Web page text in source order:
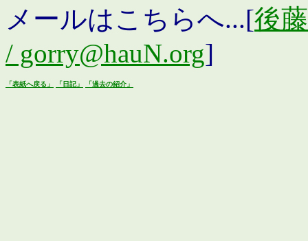
メールはこちらへ...[後
/ gorry@hauN.org]
「表紙へ戻る」 「日記」 「過去の紹介」